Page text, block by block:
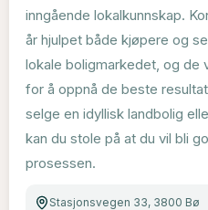
inngående lokalkunnskap.
år hjulpet både kjøpere og
lokale boligmarkedet, og de
for å oppnå de beste
selge en idyllisk landbolig
kan du stole på at du vil bli
prosessen.
Stasjonsvegen 33, 3800 Bø